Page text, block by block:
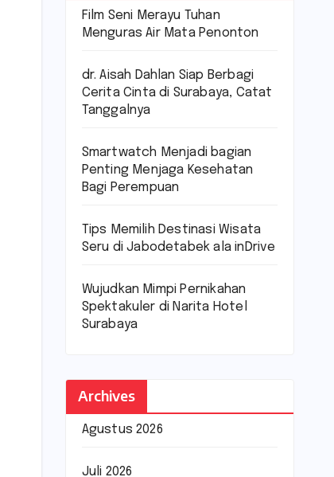
Film Seni Merayu Tuhan
Menguras Air Mata Penonton
dr. Aisah Dahlan Siap Berbagi
Cerita Cinta di Surabaya, Catat
Tanggalnya
Smartwatch Menjadi bagian
Penting Menjaga Kesehatan
Bagi Perempuan
Tips Memilih Destinasi Wisata
Seru di Jabodetabek ala inDrive
Wujudkan Mimpi Pernikahan
Spektakuler di Narita Hotel
Surabaya
Archives
Agustus 2026
Juli 2026